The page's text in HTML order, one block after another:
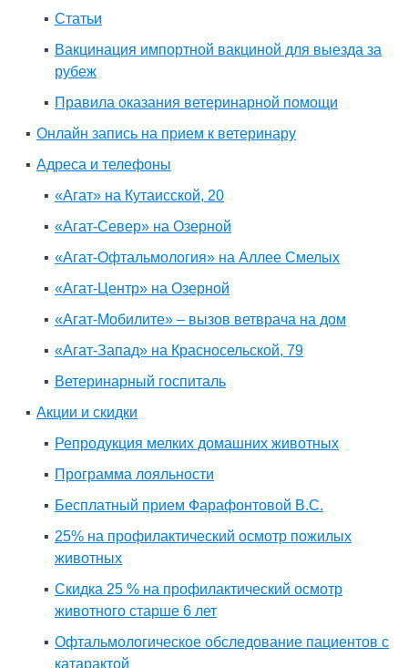
Статьи
Вакцинация импортной вакциной для выезда за
рубеж
Правила оказания ветеринарной помощи
Онлайн запись на прием к ветеринару
Адреса и телефоны
«Агат» на Кутаисской, 20
«Агат-Север» на Озерной
«Агат-Офтальмология» на Аллее Смелых
«Агат-Центр» на Озерной
«Агат-Мобилите» – вызов ветврача на дом
«Агат-Запад» на Красносельской, 79
Ветеринарный госпиталь
Акции и скидки
Репродукция мелких домашних животных
Программа лояльности
Бесплатный прием Фарафонтовой В.С.
25% на профилактический осмотр пожилых
животных
Скидка 25 % на профилактический осмотр
животного старше 6 лет
Офтальмологическое обследование пациентов с
катарактой